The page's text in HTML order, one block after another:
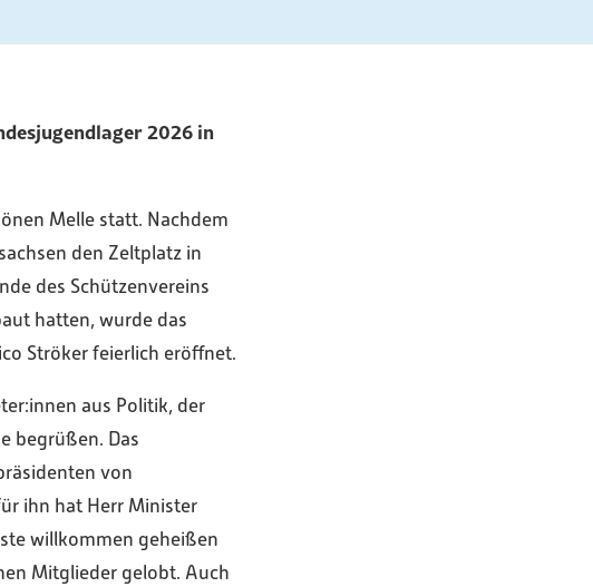
2026 in
Melle statt. Nachdem
den Zeltplatz in
des Schützenvereins
hatten, wurde das
Ströker feierlich eröffnet.
aus Politik, der
begrüßen. Das
von
ihn hat Herr Minister
willkommen geheißen
Mitglieder gelobt. Auch